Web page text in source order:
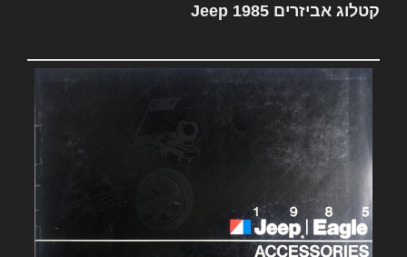
קטלוג אביזרים Jeep 1985